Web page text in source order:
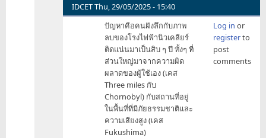
IDCETThu, 29/05/2025 - 15:40
In
ปัญหาคือคนฝังลึกกับภาพ
ลบของโรงไฟฟ้านิวเคลียร์
ติดแน่นมาเป็นสิบ ๆ ปี ทั้งๆ ที่
ส่วนใหญ่มาจากความผิด
ผลาดของผู้ใช้เอง (เคส
Three miles กับ
Chornobyl) กับสถานที่อยู่
ในพื้นที่ที่มีภัยธรรมชาติและ
ความเสียงสูง (เคส
Fukushima)
Log in or
registerto
post
comments